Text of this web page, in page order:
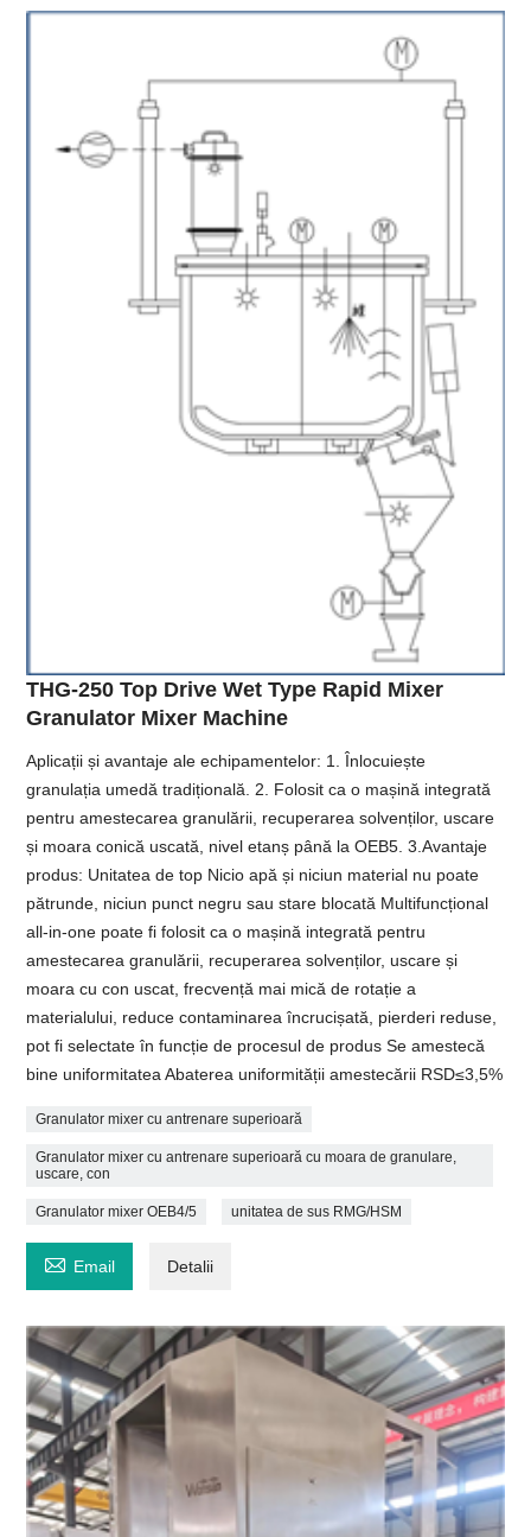
THG-250 Top Drive Wet Type Rapid Mixer
Granulator Mixer Machine
Aplicații și avantaje ale echipamentelor: 1. Înlocuiește
granulația umedă tradițională. 2. Folosit ca o mașină integrată
pentru amestecarea granulării, recuperarea solvenților, uscare
și moara conică uscată, nivel etanș până la OEB5. 3.Avantaje
produs: Unitatea de top Nicio apă și niciun material nu poate
pătrunde, niciun punct negru sau stare blocată Multifuncțional
all-in-one poate fi folosit ca o mașină integrată pentru
amestecarea granulării, recuperarea solvenților, uscare și
moara cu con uscat, frecvență mai mică de rotație a
materialului, reduce contaminarea încrucișată, pierderi reduse,
pot fi selectate în funcție de procesul de produs Se amestecă
bine uniformitatea Abaterea uniformității amestecării RSD≤3,5%
Granulator mixer cu antrenare superioară
Granulator mixer cu antrenare superioară cu moara de granulare,
uscare, con
Granulator mixer OEB4/5 unitatea de sus RMG/HSM
 Email Detalii